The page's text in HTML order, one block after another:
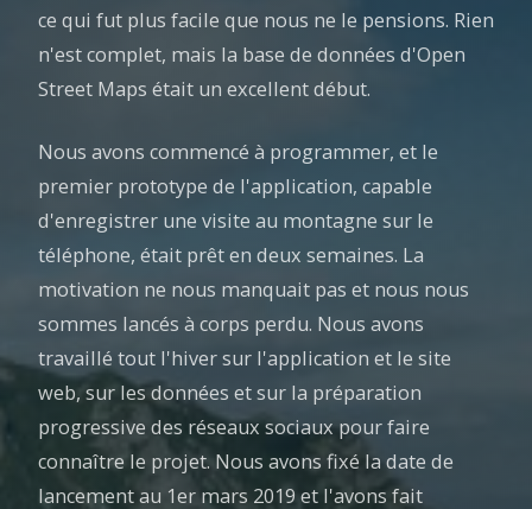
ce qui fut plus facile que nous ne le pensions. Rien
n'est complet, mais la base de données d'Open
Street Maps était un excellent début.
Nous avons commencé à programmer, et le
premier prototype de l'application, capable
d'enregistrer une visite au montagne sur le
téléphone, était prêt en deux semaines. La
motivation ne nous manquait pas et nous nous
sommes lancés à corps perdu. Nous avons
travaillé tout l'hiver sur l'application et le site
web, sur les données et sur la préparation
progressive des réseaux sociaux pour faire
connaître le projet. Nous avons fixé la date de
lancement au 1er mars 2019 et l'avons fait